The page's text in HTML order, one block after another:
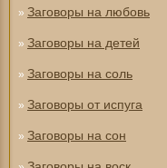
» Заговоры на любовь
» Заговоры на детей
» Заговоры на соль
» Заговоры от испуга
» Заговоры на сон